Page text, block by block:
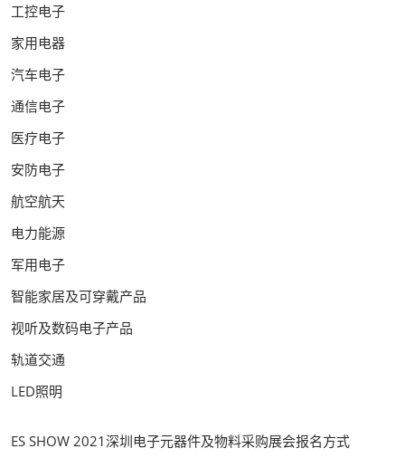
工控电子
家用电器
汽车电子
通信电子
医疗电子
安防电子
航空航天
电力能源
军用电子
智能家居及可穿戴产品
视听及数码电子产品
轨道交通
LED照明
ES SHOW 2021深圳电子元器件及物料采购展会报名方式